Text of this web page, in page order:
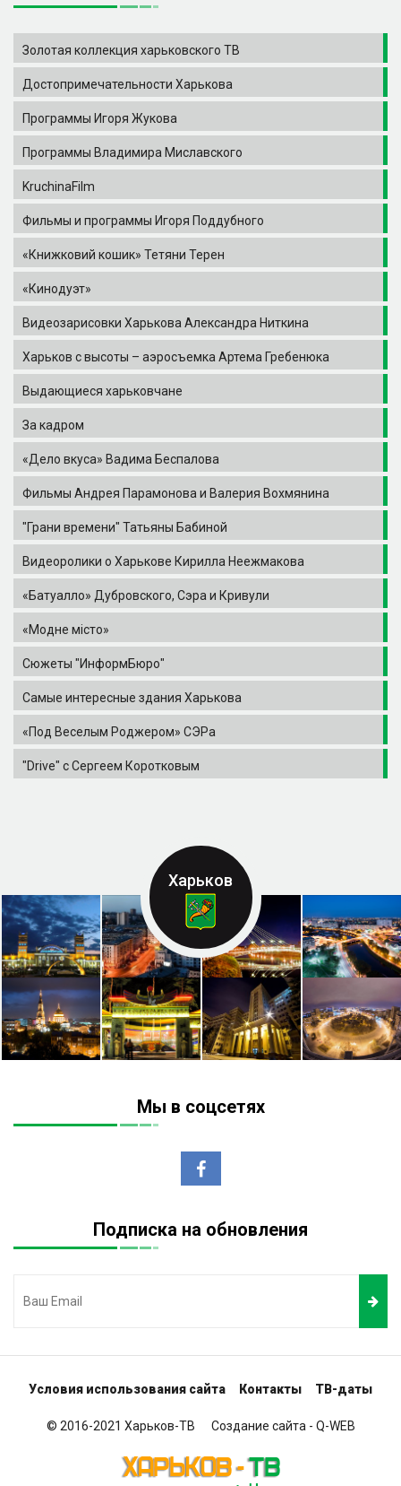
Золотая коллекция харьковского ТВ
Достопримечательности Харькова
Программы Игоря Жукова
Программы Владимира Миславского
KruchinaFilm
Фильмы и программы Игоря Поддубного
«Книжковий кошик» Тетяни Терен
«Кинодуэт»
Видеозарисовки Харькова Александра Ниткина
Харьков с высоты – аэросъемка Артема Гребенюка
Выдающиеся харьковчане
За кадром
«Дело вкуса» Вадима Беспалова
Фильмы Андрея Парамонова и Валерия Вохмянина
"Грани времени" Татьяны Бабиной
Видеоролики о Харькове Кирилла Неежмакова
«Батуалло» Дубровского, Сэра и Кривули
«Модне місто»
Сюжеты "ИнформБюро"
Самые интересные здания Харькова
«Под Веселым Роджером» СЭРа
"Drive" с Сергеем Коротковым
Харьков
Мы в соцсетях
Подписка на обновления
Условия использования сайта Контакты ТВ-даты
© 2016-2021 Харьков-ТВ Создание сайта - Q-WEB